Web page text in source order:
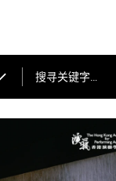
搜寻关键字…